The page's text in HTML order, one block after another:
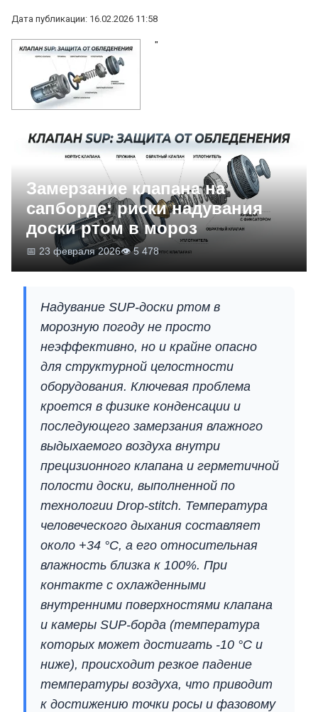
Дата публикации: 16.02.2026 11:58
"
Замерзание клапана на
сапборде: риски надувания
доски ртом в мороз
📅 23 февраля 2026👁 5 478
Надувание SUP-доски ртом в
морозную погоду не просто
неэффективно, но и крайне опасно
для структурной целостности
оборудования. Ключевая проблема
кроется в физике конденсации и
последующего замерзания влажного
выдыхаемого воздуха внутри
прецизионного клапана и герметичной
полости доски, выполненной по
технологии Drop-stitch. Температура
человеческого дыхания составляет
около +34 °C, а его относительная
влажность близка к 100%. При
контакте с охлажденными
внутренними поверхностями клапана
и камеры SUP-борда (температура
которых может достигать -10 °C и
ниже), происходит резкое падение
температуры воздуха, что приводит
к достижению точки росы и фазовому